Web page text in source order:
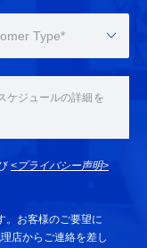
Type*
<プライバシー声明>
。お客様のご要望に
店からご連絡を差し